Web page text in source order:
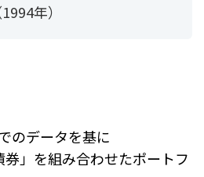
年）
のデータを基に
券」を組み合わせたポートフ